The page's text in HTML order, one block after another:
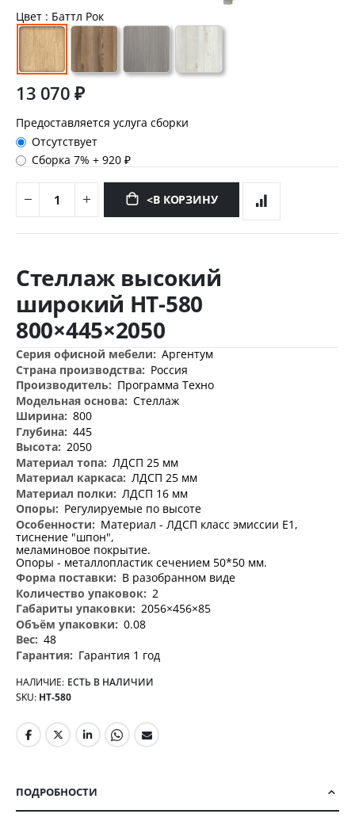
Цвет : Баттл Рок
13 070 ₽
Предоставляется услуга сборки
Отсутствует
Сборка 7%+920 ₽
<В КОРЗИНУ
началу
изображений
Стеллаж высокий
широкий НТ-580
800×445×2050
Дополнительная
информация
Аргентум
Россия
Программа Техно
Стеллаж
800
445
2050
ЛДСП 25 мм
ЛДСП 25 мм
ЛДСП 16 мм
Регулируемые по высоте
Материал - ЛДСП класс эмиссии Е1,
тиснение "шпон",
меламиновое покрытие.
Опоры - металлопластик сечением 50*50 мм.
В разобранном виде
2
2056×456×85
0.08
48
Гарантия 1 год
НАЛИЧИЕ: ЕСТЬ В НАЛИЧИИ
SKU НТ-580
ПОДРОБНОСТИ